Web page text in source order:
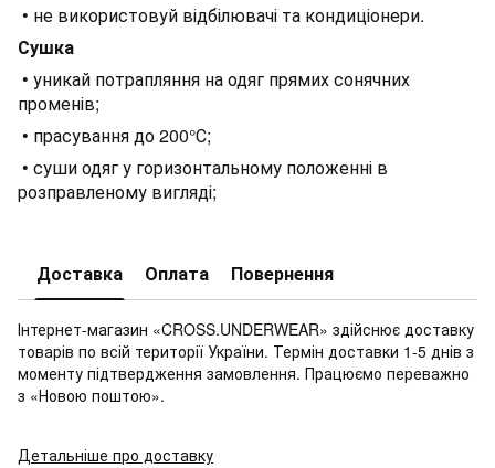
• не використовуй відбілювачі та кондиціонери.
Сушка
• уникай потрапляння на одяг прямих сонячних
променів;
• прасування до 200°С;
• суши одяг у горизонтальному положенні в
розправленому вигляді;
Доставка Оплата Повернення
Інтернет-магазин «CROSS.UNDERWEAR» здійснює доставку
товарів по всій території України. Термін доставки 1-5 днів з
моменту підтвердження замовлення. Працюємо переважно
з «Новою поштою».
Детальніше про доставку